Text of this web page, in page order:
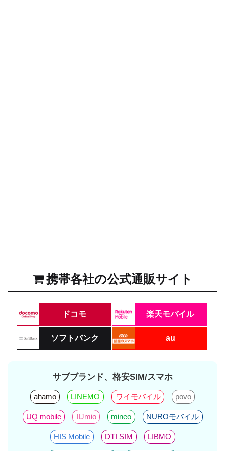
携帯各社の公式通販サイト
ドコモ 楽天モバイル
ソフトバンク au
サブブランド、格安SIM/スマホ
ahamo LINEMO ワイモバイル povo
UQ mobile IIJmio mineo NUROモバイル
HIS Mobile DTI SIM LIBMO